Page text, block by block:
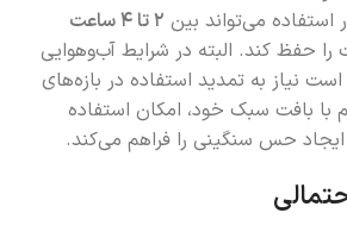
می‌تواند بین ۲ تا ۴ ساعت
حفظ کند. البته در شرایط آب‌وهوایی
نیاز به تمدید استفاده در بازه‌های
با بافت سبک خود، امکان استفاده
ایجاد حس سنگینی را فراهم می‌کند.